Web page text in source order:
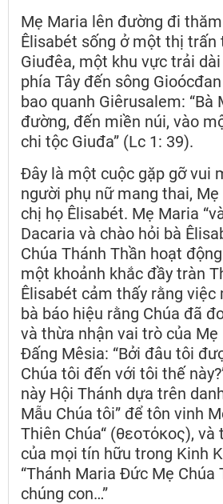
Mẹ Maria lên đường đi
Êlisabét sống ở một thị trấn
Giuđêa, một khu vực trải
phía Tây đến sông
bao quanh Giêrusalem: “Bà
đường, đến miền núi, vào
chi tộc Giuđa” (Lc 1: 39).
Đây là một cuộc gặp gỡ vui
người phụ nữ mang thai,
chị họ Êlisabét. Mẹ Maria
Dacaria và chào hỏi bà
Chúa Thánh Thần hoạt
một khoảnh khắc đầy tràn
Êlisabét cảm thấy rằng việc
bà báo hiệu rằng Chúa đã
và thừa nhận vai trò của
Đấng Mêsia: “Bởi đâu tôi
Chúa tôi đến với tôi thế
này Hội Thánh dựa trên
Mẫu Chúa tôi” để tôn vinh
Thiên Chúa“ (θεοτόκος),
của mọi tín hữu trong Kinh
“Thánh Maria Đức Mẹ Chúa
chúng con…”